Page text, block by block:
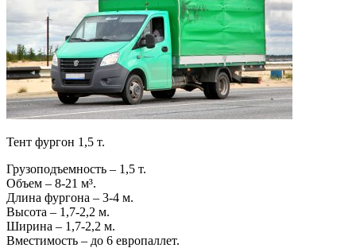
Тент фургон 1,5 т.
Грузоподъемность – 1,5 т.
Объем – 8-21 м³.
Длина фургона – 3-4 м.
Высота – 1,7-2,2 м.
Ширина – 1,7-2,2 м.
Вместимость – до 6 европаллет.